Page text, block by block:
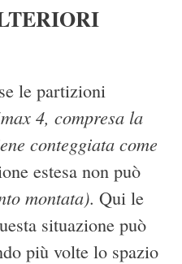
le partizioni
4, compresa la
conteggiata come
estesa non può
montata). Qui le
situazione può
più volte lo spazio